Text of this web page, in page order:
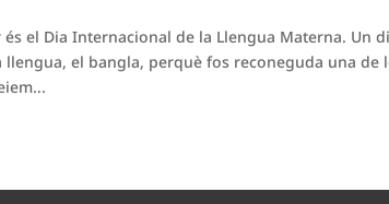
és el Dia Internacional de la Llengua Materna. Un
llengua, el bangla, perquè fos reconeguda una